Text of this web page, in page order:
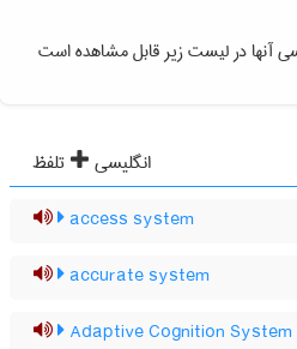
آنها در لیست زیر قابل مشاهده است
انگلیسی
تلفظ
access system
accurate system
Adaptive Cognition System